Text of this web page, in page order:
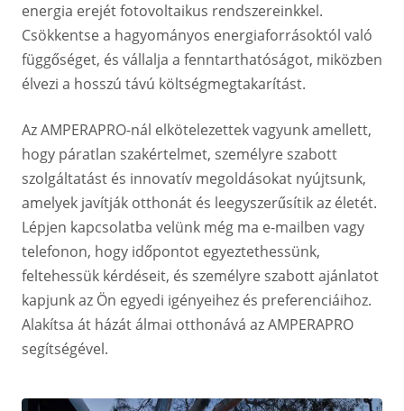
energia erejét fotovoltaikus rendszereinkkel.
Csökkentse a hagyományos energiaforrásoktól való
függőséget, és vállalja a fenntarthatóságot, miközben
élvezi a hosszú távú költségmegtakarítást.
Az AMPERAPRO-nál elkötelezettek vagyunk amellett,
hogy páratlan szakértelmet, személyre szabott
szolgáltatást és innovatív megoldásokat nyújtsunk,
amelyek javítják otthonát és leegyszerűsítik az életét.
Lépjen kapcsolatba velünk még ma e-mailben vagy
telefonon, hogy időpontot egyeztethessünk,
feltehessük kérdéseit, és személyre szabott ajánlatot
kapjunk az Ön egyedi igényeihez és preferenciáihoz.
Alakítsa át házát álmai otthonává az AMPERAPRO
segítségével.